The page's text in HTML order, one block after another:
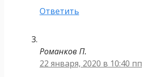
Ответить
Романков П.
22 января, 2020 в 10:40 пп